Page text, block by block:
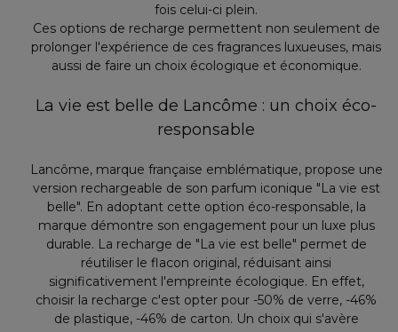
fois celui-ci plein.
Ces options de recharge permettent non seulement de
prolonger l'expérience de ces fragrances luxueuses, mais
aussi de faire un choix écologique et économique.
La vie est belle de Lancôme : un choix éco-
responsable
Lancôme, marque française emblématique, propose une
version rechargeable de son parfum iconique "La vie est
belle". En adoptant cette option éco-responsable, la
marque démontre son engagement pour un luxe plus
durable. La recharge de "La vie est belle" permet de
réutiliser le flacon original, réduisant ainsi
significativement l'empreinte écologique. En effet,
choisir la recharge c'est opter pour -50% de verre, -46%
de plastique, -46% de carton. Un choix qui s'avère